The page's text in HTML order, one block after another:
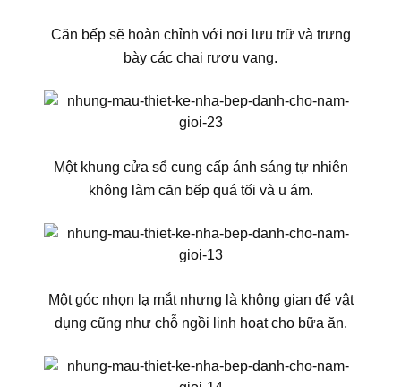
Căn bếp sẽ hoàn chỉnh với nơi lưu trữ và trưng
bày các chai rượu vang.
Một khung cửa sổ cung cấp ánh sáng tự nhiên
không làm căn bếp quá tối và u ám.
Một góc nhọn lạ mắt nhưng là không gian để vật
dụng cũng như chỗ ngồi linh hoạt cho bữa ăn.